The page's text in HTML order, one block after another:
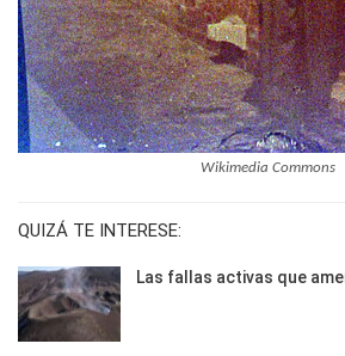
Wikimedia Commons
QUIZÁ TE INTERESE:
Las fallas activas que